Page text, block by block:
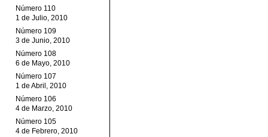
Número 110
1 de Julio, 2010
Número 109
3 de Junio, 2010
Número 108
6 de Mayo, 2010
Número 107
1 de Abril, 2010
Número 106
4 de Marzo, 2010
Número 105
4 de Febrero, 2010